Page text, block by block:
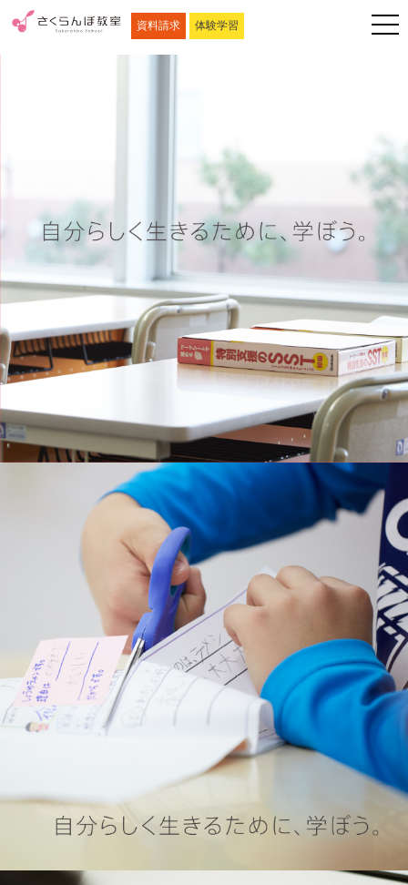
資料請求 体験学習